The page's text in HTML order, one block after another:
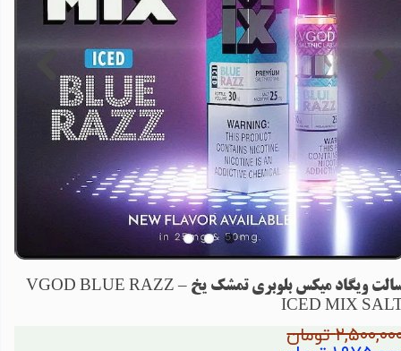
سالت ویگاد میکس بلوبری تمشک یخ – VGOD BLUE RAZZ
ICED MIX
تومان